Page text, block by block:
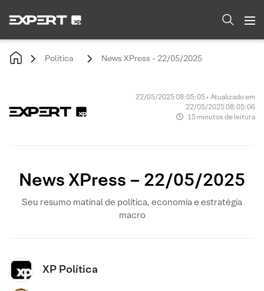
Política News XPress - 22/05/2025
22/05/2025 08:05:05 • Atualizado em
22/05/2025 08:05:06
15 minutos de leitura
News XPress – 22/05/2025
Seu resumo matinal de política, economia e estratégia
macro
XP Política